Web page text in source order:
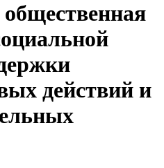
действий и